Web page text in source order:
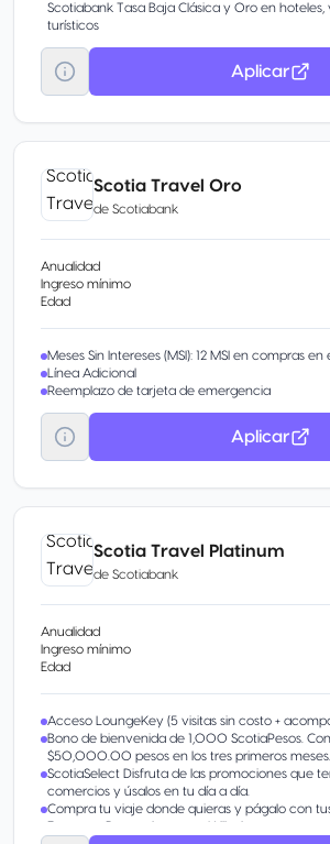
Scotiabank Tasa Baja Clásica y Oro en
turísticos
Aplicar
Scotia Travel Oro
de Scotiabank
Anualidad
Ingreso mínimo
Edad
Meses Sin Intereses (MSI): 12 MSI en compras en
Línea Adicional
Reemplazo de tarjeta de emergencia
Aplicar
Scotia Travel Platinum
de Scotiabank
Anualidad
Ingreso mínimo
Edad
Acceso LoungeKey (5 visitas sin costo +
Bono de bienvenida de 1,000 ScotiaPesos.
$50,000.00 pesos en los tres primeros meses.
ScotiaSelect Disfruta de las promociones que
comercios y úsalos en tu día a día.
Compra tu viaje donde quieras y págalo con
Esquema Paga mi compra Utilizalos para pagar